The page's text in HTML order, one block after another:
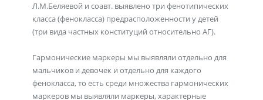
Л.М.Беляевой и соавт. выявлено три фенотипических
класса (фенокласса) предрасположенности у детей
(три вида частных конституций относительно АГ).
Гармонические маркеры мы выявляли отдельно для
мальчиков и девочек и отдельно для каждого
фенокласса, то есть среди множества гармонических
маркеров мы выявляли маркеры, характерные